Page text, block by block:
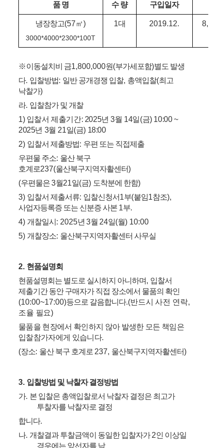
품 명 수 량 구입일자
냉장창고(57㎡)
3000*4000*2300*100T
1대 2019.12.
※이동설치비 금1,800,000원(부가세포함)별도 발생
다. 입찰방법: 일반 공개경쟁 입찰, 총액입찰(최고
낙찰가)
라. 입찰참가 및 개찰
1) 입찰서 제출기간: 2025년3월 14일(금) 10:00 ~
2025년 3월 21일(금) 18:00
2) 입찰서 제출방법: 우편 또는 직접제출
우편물 주소: 울산 북구
호계로237(울산북구지역자활센터)
(우편물은3월21일(금) 도착분에 한함)
3) 입찰서 제출서류: 입찰신청서1부(붙임1참조),
사업자등록증 또는 신분증 사본 1부.
4) 개찰일시 : 2025년 3월 24일(월) 10:00
5) 개찰장소: 울산북구지역자활센터 사무실
2. 현품설명회
현품설명회는 별도로 실시하지 아니하며, 입찰서
제출기간 동안 구매자가 직접 장소에서 물품의 확인
(10:00~17:00)등으로 갈음합니다.(반드시 사전 연락,
조율 필요)
물품을 현장에서 확인하지 않아 발생한 모든 책임은
입찰참가자에게 있습니다.
(장소: 울산 북구 호계로 237, 울산북구지역자활센터)
3. 입찰방법 및 낙찰자 결정방법
가. 본 입찰은 총액입찰로서 낙찰자 결정은 최고가
투찰자를 낙찰자로 결정
합니다.
나. 개찰결과 투찰금액이 동일한 입찰자가2인 이상일
경우에는 앞선자를 낙